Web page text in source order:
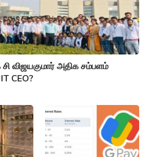
விஜயகுமார் அதிக சம்பளம்
CEO?